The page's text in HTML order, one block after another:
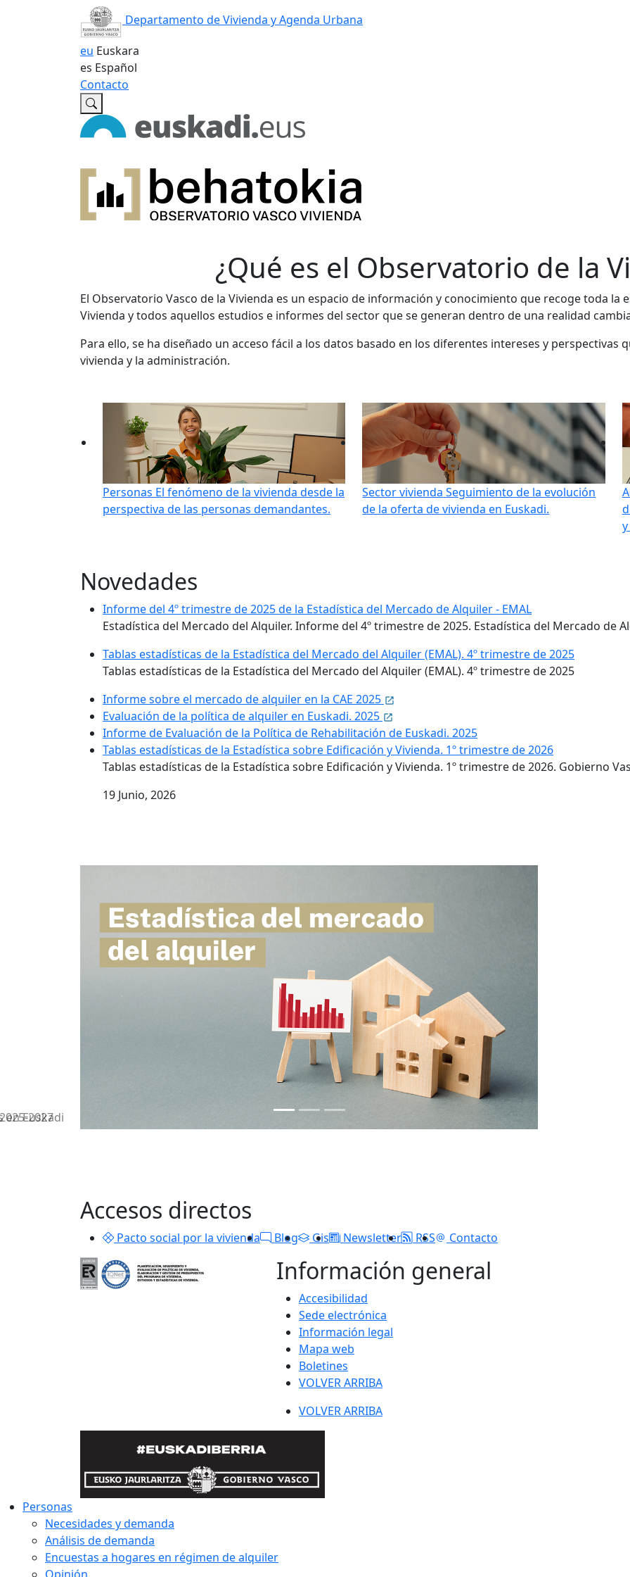
Departamento de Vivienda y Agenda Urbana
eu Euskara
es Español
Contacto
¿Qué es el Observatorio de la
El Observatorio Vasco de la Vivienda es un espacio de información y conocimiento que recoge toda la
Vivienda y todos aquellos estudios e informes del sector que se generan dentro de una realidad
Para ello, se ha diseñado un acceso fácil a los datos basado en los diferentes intereses y perspectivas
vivienda y la administración.
Personas El fenómeno de la vivienda desde la
perspectiva de las personas demandantes.
Sector vivienda Seguimiento de la evolución
de la oferta de vivienda en Euskadi.
Novedades
Informe del 4º trimestre de 2025 de la Estadística del Mercado de Alquiler - EMAL
Estadística del Mercado del Alquiler. Informe del 4º trimestre de 2025. Estadística del Mercado de
Tablas estadísticas de la Estadística del Mercado del Alquiler (EMAL). 4º trimestre de 2025
Tablas estadísticas de la Estadística del Mercado del Alquiler (EMAL). 4º trimestre de 2025
Informe sobre el mercado de alquiler en la CAE 2025
Evaluación de la política de alquiler en Euskadi. 2025
Informe de Evaluación de la Política de Rehabilitación de Euskadi. 2025
Tablas estadísticas de la Estadística sobre Edificación y Vivienda. 1º trimestre de 2026
Tablas estadísticas de la Estadística sobre Edificación y Vivienda. 1º trimestre de 2026. Gobierno
19 Junio, 2026
2027
en Euskadi
Accesos directos
Pacto social por la vivienda Blog Gis Newsletter RSS Contacto
Información general
Accesibilidad
Sede electrónica
Información legal
Mapa web
Boletines
VOLVER ARRIBA
VOLVER ARRIBA
Personas
Necesidades y demanda
Análisis de demanda
Encuestas a hogares en régimen de alquiler